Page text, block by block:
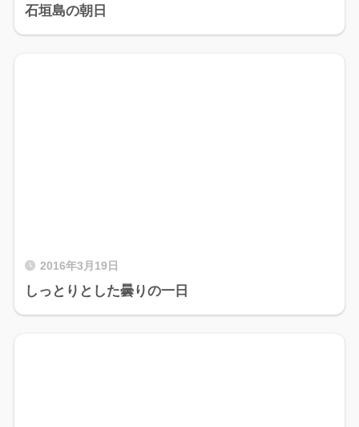
石垣島の朝日
2016年3月19日
しっとりとした曇りの一日